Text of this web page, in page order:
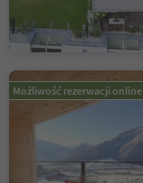
Możliwość rezerwacji online